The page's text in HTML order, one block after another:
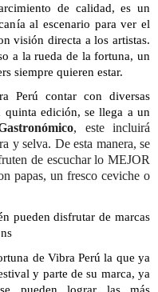
de calidad, es un
al escenario para ver el
visión directa a los artistas.
a la rueda de la fortuna, un
siempre quieren estar.
Perú contar con diversas
quinta edición, se llega a un
, este incluirá
y selva. De esta manera, se
de escuchar lo MEJOR
papas, un fresco ceviche o
pueden disfrutar de marcas
de Vibra Perú la que ya
y parte de su marca, ya
pueden lograr las más